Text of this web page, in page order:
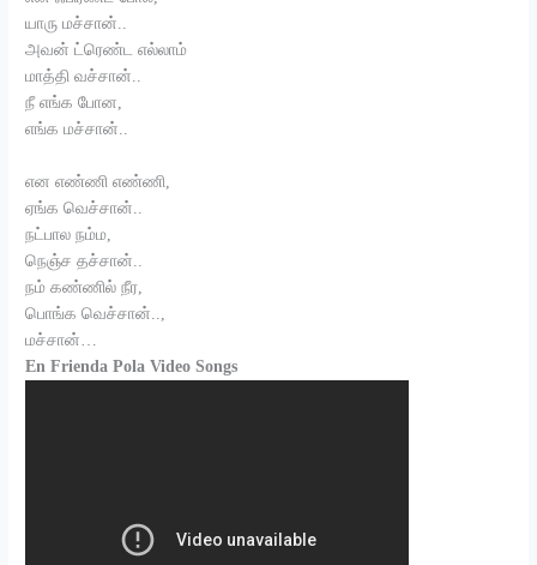
யாரு மச்சான்..
அவன் ட்ரெண்ட எல்லாம்
மாத்தி வச்சான்..
நீ எங்க போன,
எங்க மச்சான்..
என எண்ணி எண்ணி,
ஏங்க வெச்சான்..
நட்பால நம்ம,
நெஞ்ச தச்சான்..
நம் கண்ணில் நீர,
பொங்க வெச்சான்..,
மச்சான்…
En Frienda Pola Video Songs